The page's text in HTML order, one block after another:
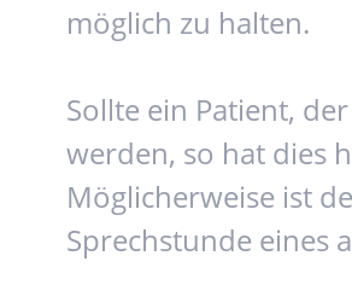
möglich zu halten.
Sollte ein Patient,
werden, so hat dies
Möglicherweise ist
Sprechstunde eines